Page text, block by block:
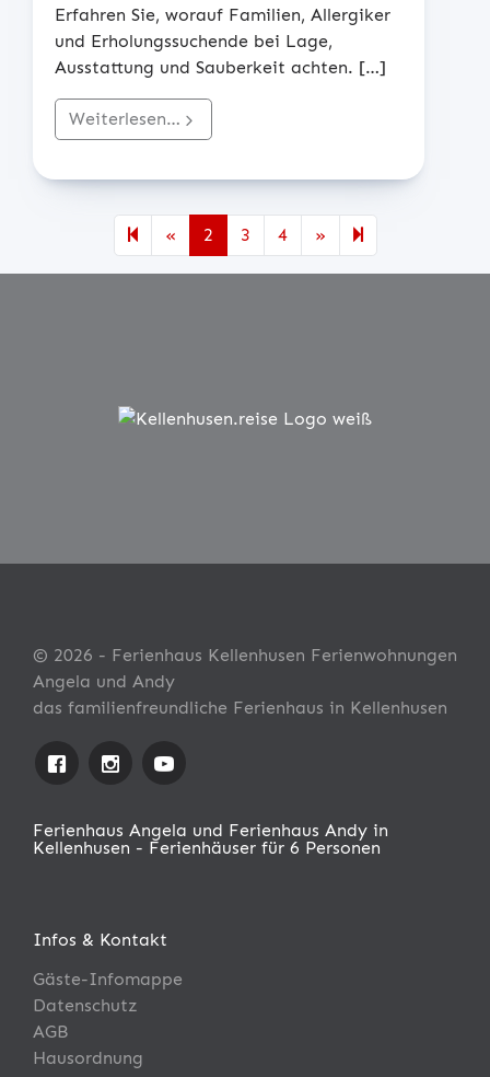
Erfahren Sie, worauf Familien, Allergiker
und Erholungssuchende bei Lage,
Ausstattung und Sauberkeit achten. […]
Weiterlesen…
«Previous page
2 3 4 »Next page
6
© 2026 - Ferienhaus Kellenhusen Ferienwohnungen
Angela und Andy
das familienfreundliche Ferienhaus in Kellenhusen
Ferienhaus Angela und Ferienhaus Andy in
Kellenhusen - Ferienhäuser für 6 Personen
Infos & Kontakt
Gäste-Infomappe
Datenschutz
AGB
Hausordnung